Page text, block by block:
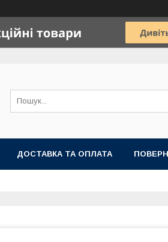
ДОСТАВКА ТА ОПЛАТА